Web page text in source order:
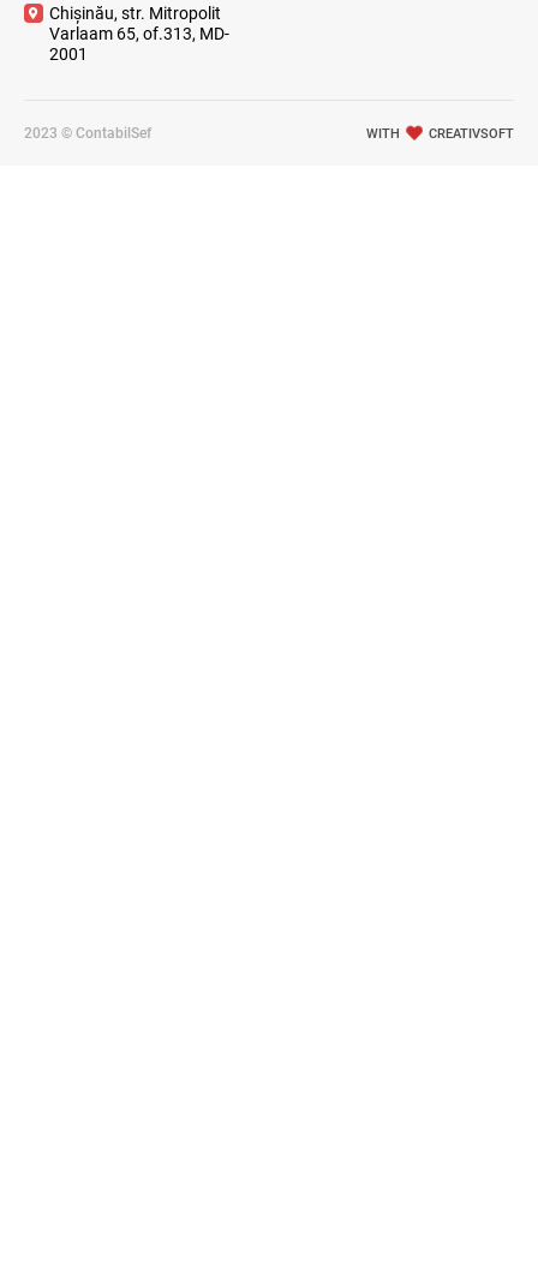
Chișinău, str. Mitropolit
Varlaam 65, of.313, MD-
2001
2023 © ContabilSef WITH CREATIVSOFT